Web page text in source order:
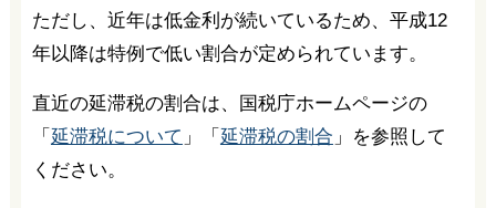
ただし、近年は低金利が続いているため、平成12
年以降は特例で低い割合が定められています。
直近の延滞税の割合は、国税庁ホームページの
「 延滞税について 」「 延滞税の割合 」を参照して
ください。